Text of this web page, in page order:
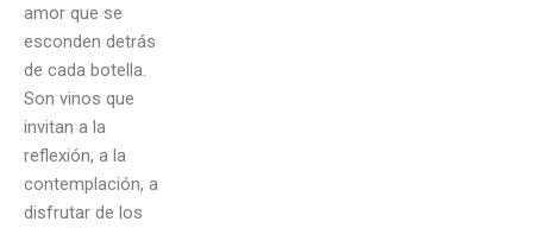
amor que se
esconden detrás
de cada botella.
Son vinos que
invitan a la
reflexión, a la
contemplación, a
disfrutar de los